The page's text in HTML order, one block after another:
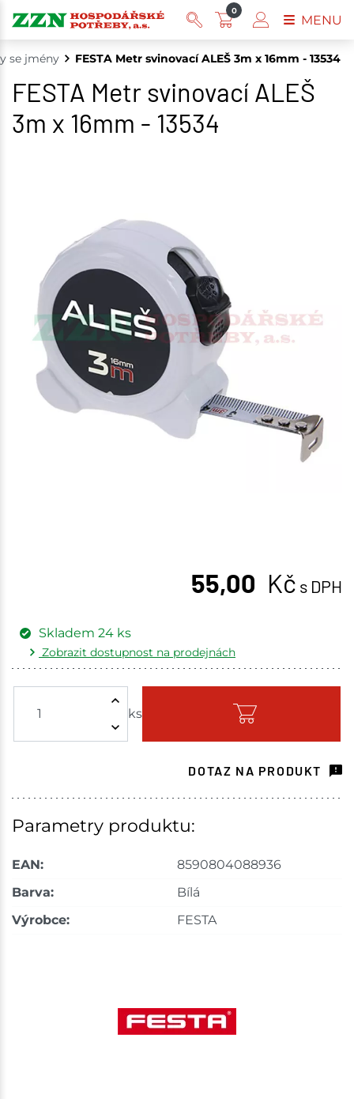
se jmény FESTA Metr svinovací ALEŠ 3m x 16mm - 13534
FESTA Metr svinovací ALEŠ
3m x 16mm - 13534
55,00 Kč s DPH
ks
Skladem 24 ks
Zobrazit dostupnost na prodejnách
Skladem - ihned k odeslání
Choceň 4 ks
Skladem na prodejně - doručení do 7 dnů
DOTAZ NA PRODUKT
Parametry produktu:
EAN:
8590804088936
Barva:
Bílá
Výrobce:
FESTA
0
MENU